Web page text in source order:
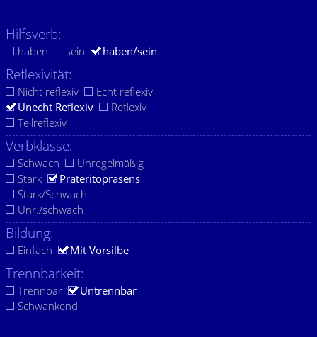
Hilfsverb:
haben sein haben/sein
Reflexivität:
Nicht reflexiv
Echt reflexiv
Unecht Reflexiv
Reflexiv
Teilreflexiv
Verbklasse:
Schwach
Unregelmäßig
Stark
Präteritopräsens
Stark/Schwach
Unr./schwach
Bildung:
Einfach Mit Vorsilbe
Trennbarkeit:
Trennbar
Untrennbar
Schwankend